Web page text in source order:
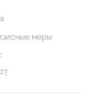
меры